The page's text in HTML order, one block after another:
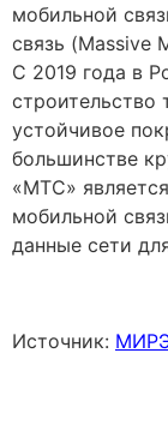
мобильной
связь (Massive
С 2019 года в
строительство
устойчивое
большинстве
«МТС»
мобильной
данные сети
Источник: